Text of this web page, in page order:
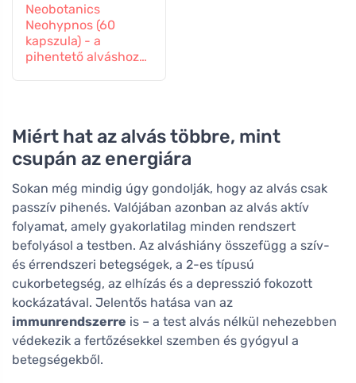
Neobotanics
Neohypnos (60
kapszula) - a
pihentető alváshoz
Miért hat az alvás többre, mint
csupán az energiára
Sokan még mindig úgy gondolják, hogy az alvás csak
passzív pihenés. Valójában azonban az alvás aktív
folyamat, amely gyakorlatilag minden rendszert
befolyásol a testben. Az alváshiány összefügg a szív-
és érrendszeri betegségek, a 2-es típusú
cukorbetegség, az elhízás és a depresszió fokozott
kockázatával. Jelentős hatása van az
immunrendszerre is – a test alvás nélkül nehezebben
védekezik a fertőzésekkel szemben és gyógyul a
betegségekből.